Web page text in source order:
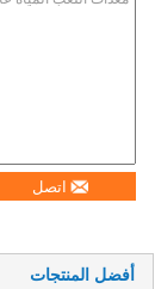
اتصل
أفضل المنتجات